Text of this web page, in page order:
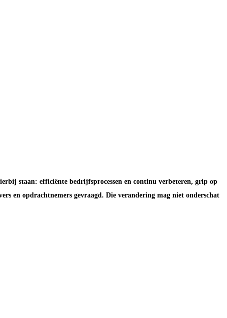
staan: efficiënte bedrijfsprocessen en continu verbeteren, grip op
en opdrachtnemers gevraagd. Die verandering mag niet onderschat